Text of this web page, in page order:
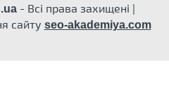
- Всі права захищені |
сайту seo-akademiya.com